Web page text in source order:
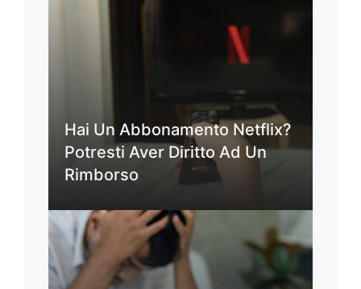
Hai Un Abbonamento Netflix?
Potresti Aver Diritto Ad Un
Rimborso